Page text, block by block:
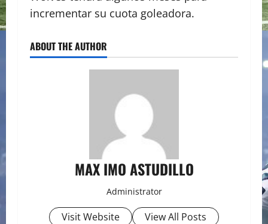
incrementar su cuota goleadora.
ABOUT THE AUTHOR
MAX IMO ASTUDILLO
Administrator
Visit Website View All Posts